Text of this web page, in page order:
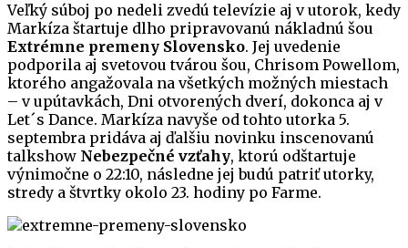
Veľký súboj po nedeli zvedú televízie aj v utorok, kedy
Markíza štartuje dlho pripravovanú nákladnú šou
Extrémne premeny Slovensko. Jej uvedenie
podporila aj svetovou tvárou šou, Chrisom Powellom,
ktorého angažovala na všetkých možných miestach
– v upútavkách, Dni otvorených dverí, dokonca aj v
Let´s Dance. Markíza navyše od tohto utorka 5.
septembra pridáva aj ďalšiu novinku inscenovanú
talkshow Nebezpečné vzťahy, ktorú odštartuje
výnimočne o 22:10, následne jej budú patriť utorky,
stredy a štvrtky okolo 23. hodiny po Farme.